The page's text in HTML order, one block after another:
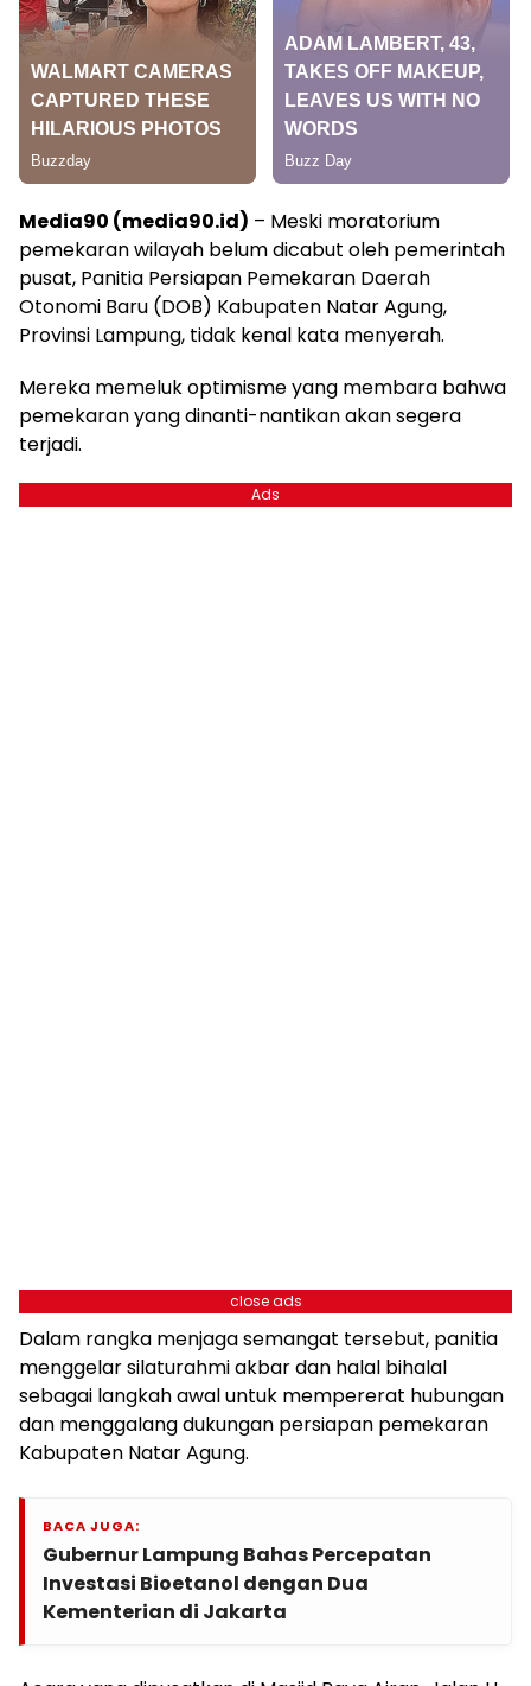
Media90 (media90.id) – Meski moratorium
pemekaran wilayah belum dicabut oleh pemerintah
pusat, Panitia Persiapan Pemekaran Daerah
Otonomi Baru (DOB) Kabupaten Natar Agung,
Provinsi Lampung, tidak kenal kata menyerah.
Mereka memeluk optimisme yang membara bahwa
pemekaran yang dinanti-nantikan akan segera
terjadi.
Ads
close ads
Dalam rangka menjaga semangat tersebut, panitia
menggelar silaturahmi akbar dan halal bihalal
sebagai langkah awal untuk mempererat hubungan
dan menggalang dukungan persiapan pemekaran
Kabupaten Natar Agung.
BACA JUGA:
Gubernur Lampung Bahas Percepatan
Investasi Bioetanol dengan Dua
Kementerian di Jakarta